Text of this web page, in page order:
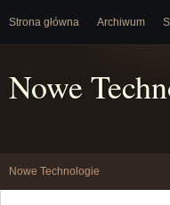
Strona główna Archiwum
Nowe
Nowe Technologie